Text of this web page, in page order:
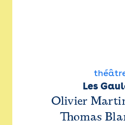
Les
Olivier
Thomas